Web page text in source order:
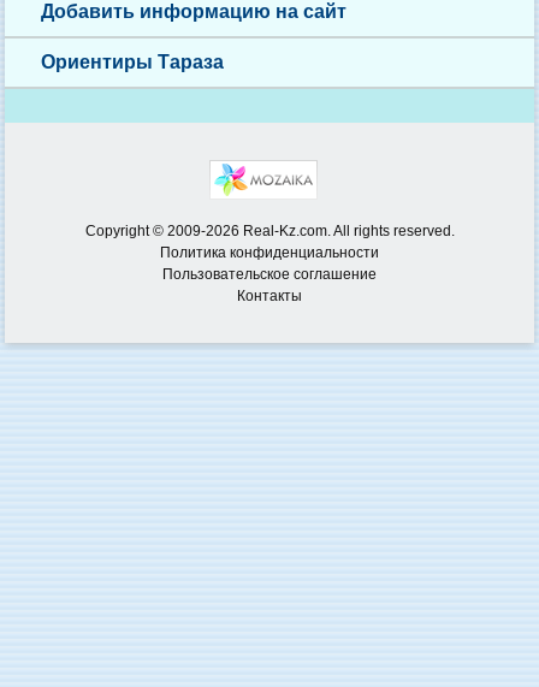
Добавить информацию на сайт
Ориентиры Тараза
Copyright © 2009-2026 Real-Kz.com. All rights reserved.
Политика конфиденциальности
Пользовательское соглашение
Контакты